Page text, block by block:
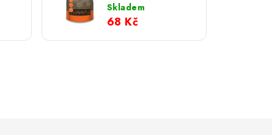
pamlsky 120g
Skladem
68 Kč